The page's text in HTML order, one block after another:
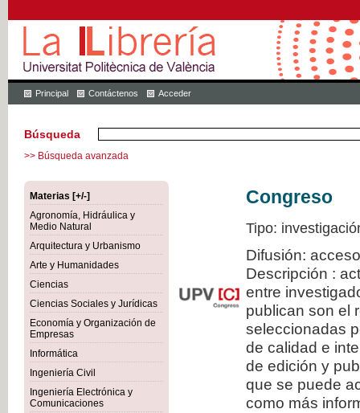
Principal Contáctenos Acceder
Búsqueda
>> Búsqueda avanzada
Materias [+/-]
Agronomía, Hidráulica y
Medio Natural
Arquitectura y Urbanismo
Arte y Humanidades
Ciencias
Ciencias Sociales y Jurídicas
Economía y Organización de
Empresas
Informática
Ingeniería Civil
Ingeniería Electrónica y
Comunicaciones
Congreso
Tipo:
Difusión:
Descripción :
entre
publican son el
seleccionadas
de calidad e
de edición y
que se puede
como más